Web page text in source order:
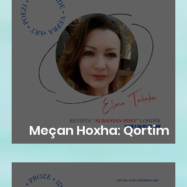
Meçan Hoxha: Qortim
me dashuri